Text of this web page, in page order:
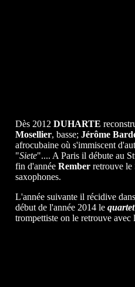
Dès 2012 DUHARTE
Mosellier, basse; Jérôme
afrocubaine où s'immiscent
"Siete".... A Paris il débute au
fin d'année Remberretrouve le
saxophones.
L'année suivante il récidive
début de l'année 2014 le quartet
trompettiste on le retrouve avec